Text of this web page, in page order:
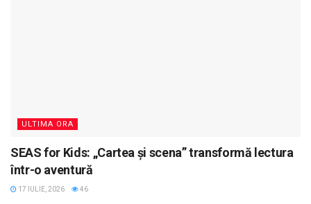
ULTIMA ORA
SEAS for Kids: „Cartea și scena” transformă lectura
într-o aventură
17 IULIE, 2026 46